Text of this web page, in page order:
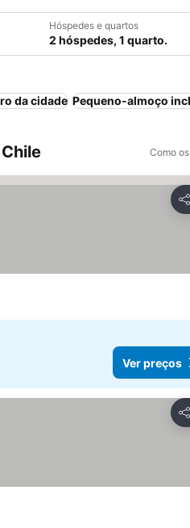
Hóspedes e quartos
2 hóspedes, 1 quarto.
da cidade Pequeno-almoço
Como
Ver preços